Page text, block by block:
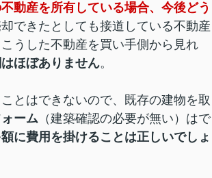
動産を所有している場合、今後どう
できたとしても接道している不動産
うした不動産を買い手側から見れ
ほぼありません。
とはできないので、既存の建物を取
ーム （建築確認の必要が無い）はで
に費用を掛けることは正しいでしょ